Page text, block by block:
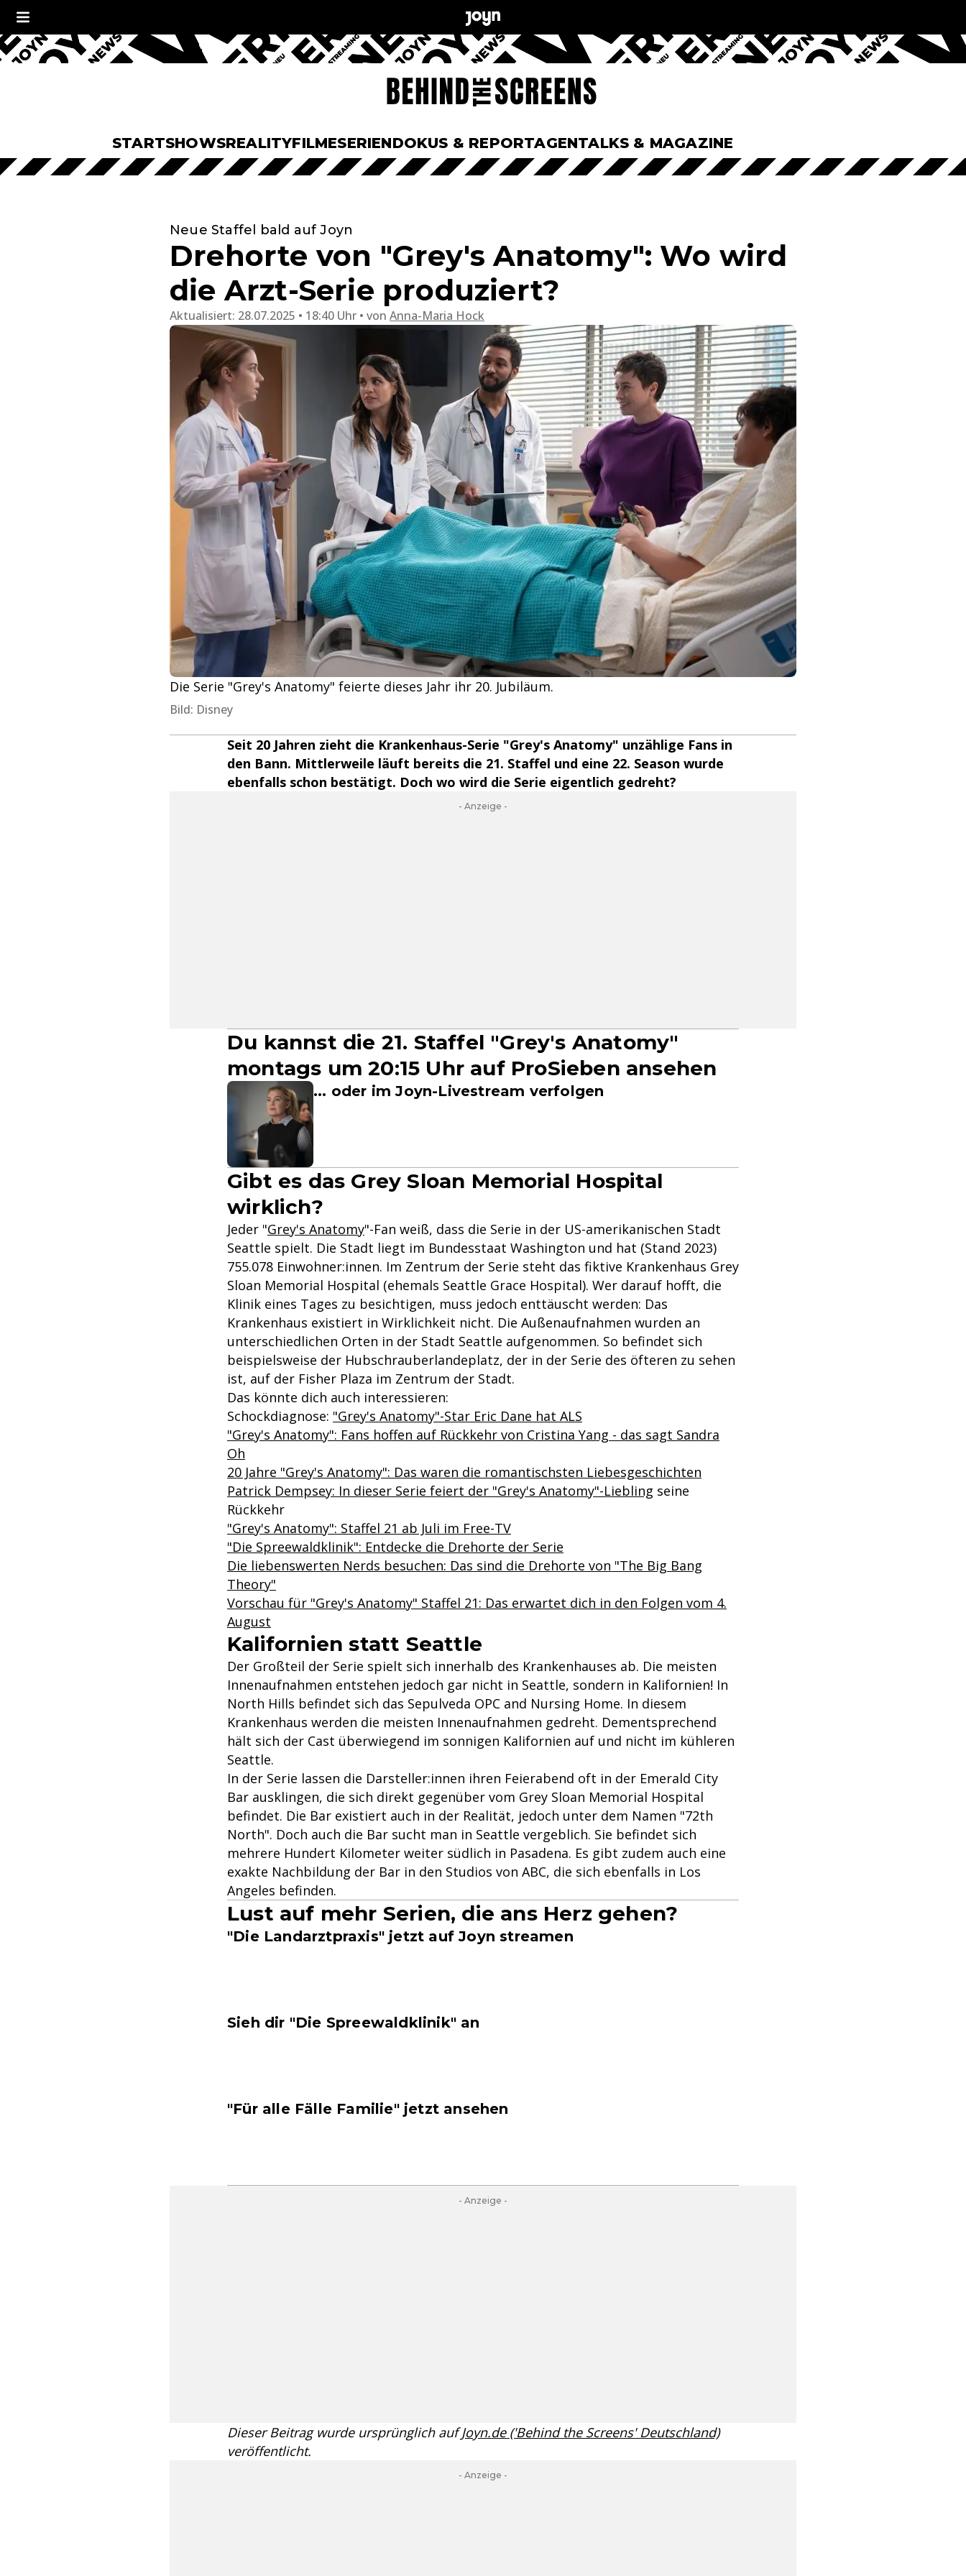
STARTSHOWSREALITYFILMESERIENDOKUS & REPORTAGENTALKS & MAGAZINE
Neue Staffel bald auf Joyn
Drehorte von "Grey's Anatomy": Wo wird
die Arzt-Serie produziert?
Aktualisiert: 28.07.2025 • 18:40 Uhr von Anna-Maria Hock
Die Serie "Grey's Anatomy" feierte dieses Jahr ihr 20. Jubiläum.
Bild: Disney
Seit 20 Jahren zieht die Krankenhaus-Serie "Grey's Anatomy" unzählige Fans in
den Bann. Mittlerweile läuft bereits die 21. Staffel und eine 22. Season wurde
ebenfalls schon bestätigt. Doch wo wird die Serie eigentlich gedreht?
- Anzeige -
Du kannst die 21. Staffel "Grey's Anatomy"
montags um 20:15 Uhr auf ProSieben ansehen
... oder im Joyn-Livestream verfolgen
Gibt es das Grey Sloan Memorial Hospital
wirklich?
Jeder "Grey's Anatomy"-Fan weiß, dass die Serie in der US-amerikanischen Stadt
Seattle spielt. Die Stadt liegt im Bundesstaat Washington und hat (Stand 2023)
755.078 Einwohner:innen. Im Zentrum der Serie steht das fiktive Krankenhaus Grey
Sloan Memorial Hospital (ehemals Seattle Grace Hospital). Wer darauf hofft, die
Klinik eines Tages zu besichtigen, muss jedoch enttäuscht werden: Das
Krankenhaus existiert in Wirklichkeit nicht. Die Außenaufnahmen wurden an
unterschiedlichen Orten in der Stadt Seattle aufgenommen. So befindet sich
beispielsweise der Hubschrauberlandeplatz, der in der Serie des öfteren zu sehen
ist, auf der Fisher Plaza im Zentrum der Stadt.
Das könnte dich auch interessieren:
Schockdiagnose: "Grey's Anatomy"-Star Eric Dane hat ALS
"Grey's Anatomy": Fans hoffen auf Rückkehr von Cristina Yang - das sagt Sandra
Oh
20 Jahre "Grey's Anatomy": Das waren die romantischsten Liebesgeschichten
Patrick Dempsey: In dieser Serie feiert der "Grey's Anatomy"-Liebling seine
Rückkehr
"Grey's Anatomy": Staffel 21 ab Juli im Free-TV
"Die Spreewaldklinik": Entdecke die Drehorte der Serie
Die liebenswerten Nerds besuchen: Das sind die Drehorte von "The Big Bang
Theory"
Vorschau für "Grey's Anatomy" Staffel 21: Das erwartet dich in den Folgen vom 4.
August
Kalifornien statt Seattle
Der Großteil der Serie spielt sich innerhalb des Krankenhauses ab. Die meisten
Innenaufnahmen entstehen jedoch gar nicht in Seattle, sondern in Kalifornien! In
North Hills befindet sich das Sepulveda OPC and Nursing Home. In diesem
Krankenhaus werden die meisten Innenaufnahmen gedreht. Dementsprechend
hält sich der Cast überwiegend im sonnigen Kalifornien auf und nicht im kühleren
Seattle.
In der Serie lassen die Darsteller:innen ihren Feierabend oft in der Emerald City
Bar ausklingen, die sich direkt gegenüber vom Grey Sloan Memorial Hospital
befindet. Die Bar existiert auch in der Realität, jedoch unter dem Namen "72th
North". Doch auch die Bar sucht man in Seattle vergeblich. Sie befindet sich
mehrere Hundert Kilometer weiter südlich in Pasadena. Es gibt zudem auch eine
exakte Nachbildung der Bar in den Studios von ABC, die sich ebenfalls in Los
Angeles befinden.
Lust auf mehr Serien, die ans Herz gehen?
"Die Landarztpraxis" jetzt auf Joyn streamen
Sieh dir "Die Spreewaldklinik" an
"Für alle Fälle Familie" jetzt ansehen
- Anzeige -
Dieser Beitrag wurde ursprünglich aufJoyn.de ('Behind the Screens' Deutschland)
veröffentlicht.
- Anzeige -